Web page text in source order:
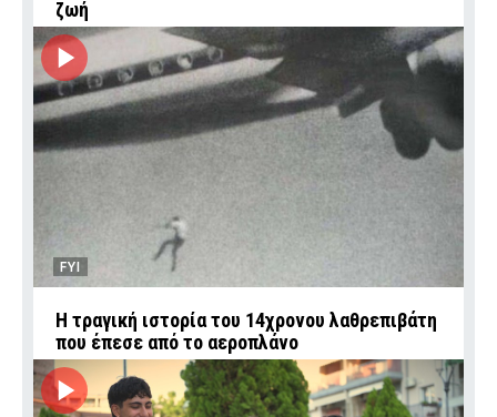
ζωή
FYI
Η τραγική ιστορία του 14χρονου λαθρεπιβάτη
που έπεσε από το αεροπλάνο